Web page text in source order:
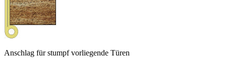
Anschlag für stumpf vorliegende Türen